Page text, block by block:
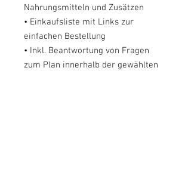
Nahrungsmitteln und Zusätzen
• Einkaufsliste mit Links zur
einfachen Bestellung
• Inkl. Beantwortung von Fragen
zum Plan innerhalb der gewählten